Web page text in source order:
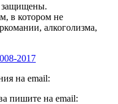
защищены.
в котором не
алкоголизма,
2017
на email:
пишите на email: